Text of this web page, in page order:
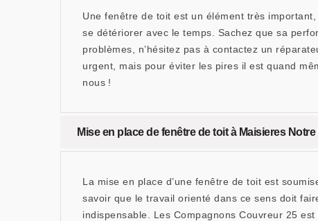
Une fenêtre de toit est un élément très
se détériorer avec le temps. Sachez que sa
problèmes, n’hésitez pas à contactez un
urgent, mais pour éviter les pires il est quand
nous !
Mise en place de fenêtre de toit à Maisieres
La mise en place d’une fenêtre de toit est
savoir que le travail orienté dans ce sens doit
indispensable. Les Compagnons Couvreur 25